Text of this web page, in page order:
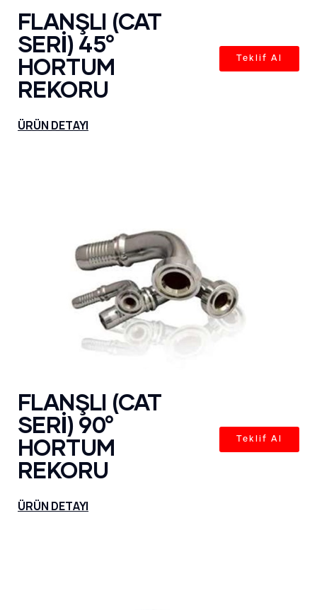
FLANŞLI (CAT
SERİ) 45°
HORTUM
REKORU
Teklif Al
ÜRÜN DETAYI
FLANŞLI (CAT
SERİ) 90°
HORTUM
REKORU
Teklif Al
ÜRÜN DETAYI